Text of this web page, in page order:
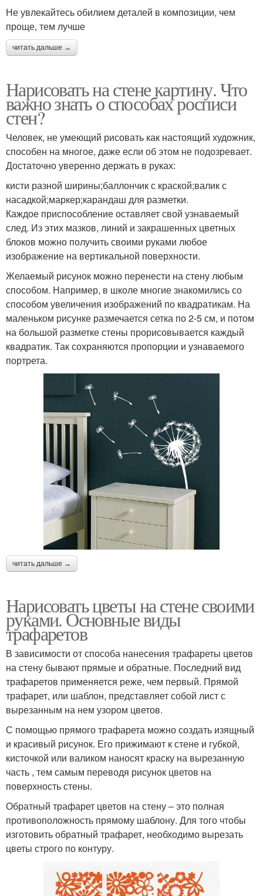
Не увлекайтесь обилием деталей в композиции, чем
проще, тем лучше
читать дальше →
Нарисовать на стене картину. Что
важно знать о способах росписи
стен?
Человек, не умеющий рисовать как настоящий художник,
способен на многое, даже если об этом не подозревает.
Достаточно уверенно держать в руках:
кисти разной ширины;баллончик с краской;валик с
насадкой;маркер;карандаш для разметки.
Каждое приспособление оставляет свой узнаваемый
след. Из этих мазков, линий и закрашенных цветных
блоков можно получить своими руками любое
изображение на вертикальной поверхности.
Желаемый рисунок можно перенести на стену любым
способом. Например, в школе многие знакомились со
способом увеличения изображений по квадратикам. На
маленьком рисунке размечается сетка по 2-5 см, и потом
на большой разметке стены прорисовывается каждый
квадратик. Так сохраняются пропорции и узнаваемого
портрета.
читать дальше →
Нарисовать цветы на стене своими
руками. Основные виды
трафаретов
В зависимости от способа нанесения трафареты цветов
на стену бывают прямые и обратные. Последний вид
трафаретов применяется реже, чем первый. Прямой
трафарет, или шаблон, представляет собой лист с
вырезанным на нем узором цветов.
С помощью прямого трафарета можно создать изящный
и красивый рисунок. Его прижимают к стене и губкой,
кисточкой или валиком наносят краску на вырезанную
часть , тем самым переводя рисунок цветов на
поверхность стены.
Обратный трафарет цветов на стену – это полная
противоположность прямому шаблону. Для того чтобы
изготовить обратный трафарет, необходимо вырезать
цветы строго по контуру.